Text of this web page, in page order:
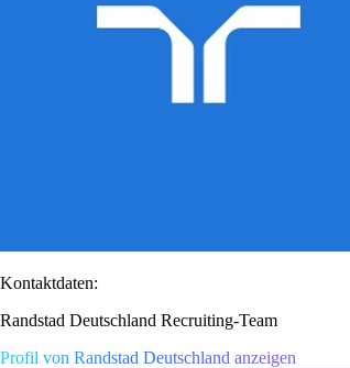
Kontaktdaten:
Randstad Deutschland Recruiting-Team
Profil von Randstad Deutschland anzeigen